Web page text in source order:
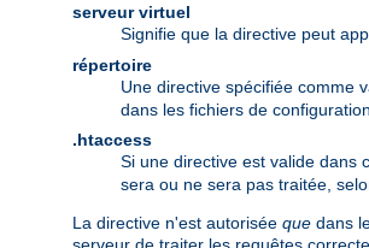
serveur virtuel
Signifie que la directive peut
répertoire
Une directive spécifiée comme
dans les fichiers de
.htaccess
Si une directive est valide dans
sera ou ne sera pas traitée,
La directive n'est autorisée que dans